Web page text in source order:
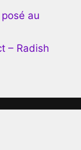
au
– Radish